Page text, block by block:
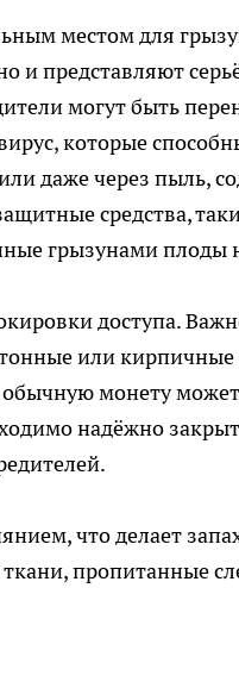
местом для
и представляют
могут быть
которые
даже через пыль,
средства,
грызунами плоды
доступа.
или
монету
надёжно
что делает
ткани, пропитанные